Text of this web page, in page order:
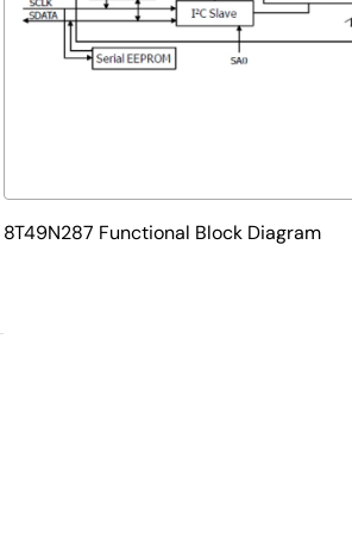
8T49N287 Functional Block Diagram